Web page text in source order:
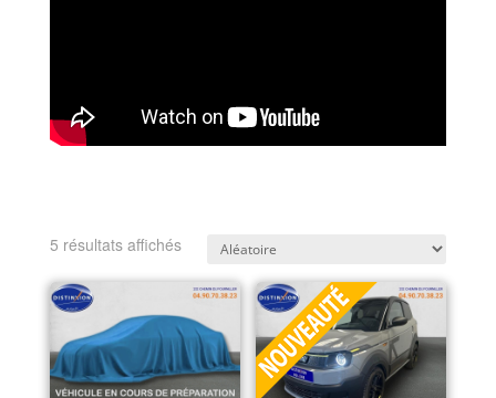
5 résultats affichés